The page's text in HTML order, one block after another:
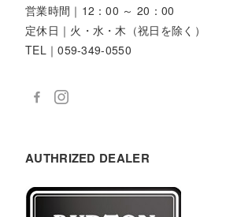
営業時間｜12：00 ～ 20：00
定休日｜火・水・木（祝日を除く）
TEL｜059-349-0550
AUTHRIZED DEALER